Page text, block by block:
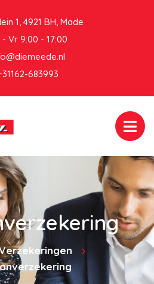
1, 4921 BH, Made
- Vr 9:00 - 17:00
683993